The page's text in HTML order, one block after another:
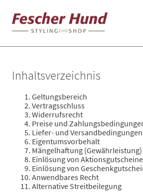
Inhaltsverzeichnis
Geltungsbereich
Vertragsschluss
Widerrufsrecht
Preise und
Liefer- und Versandbedingungen
Eigentumsvorbehalt
Mängelhaftung (Gewährleistung)
Einlösung von
Einlösung von
Anwendbares Recht
Alternative Streitbeilegung